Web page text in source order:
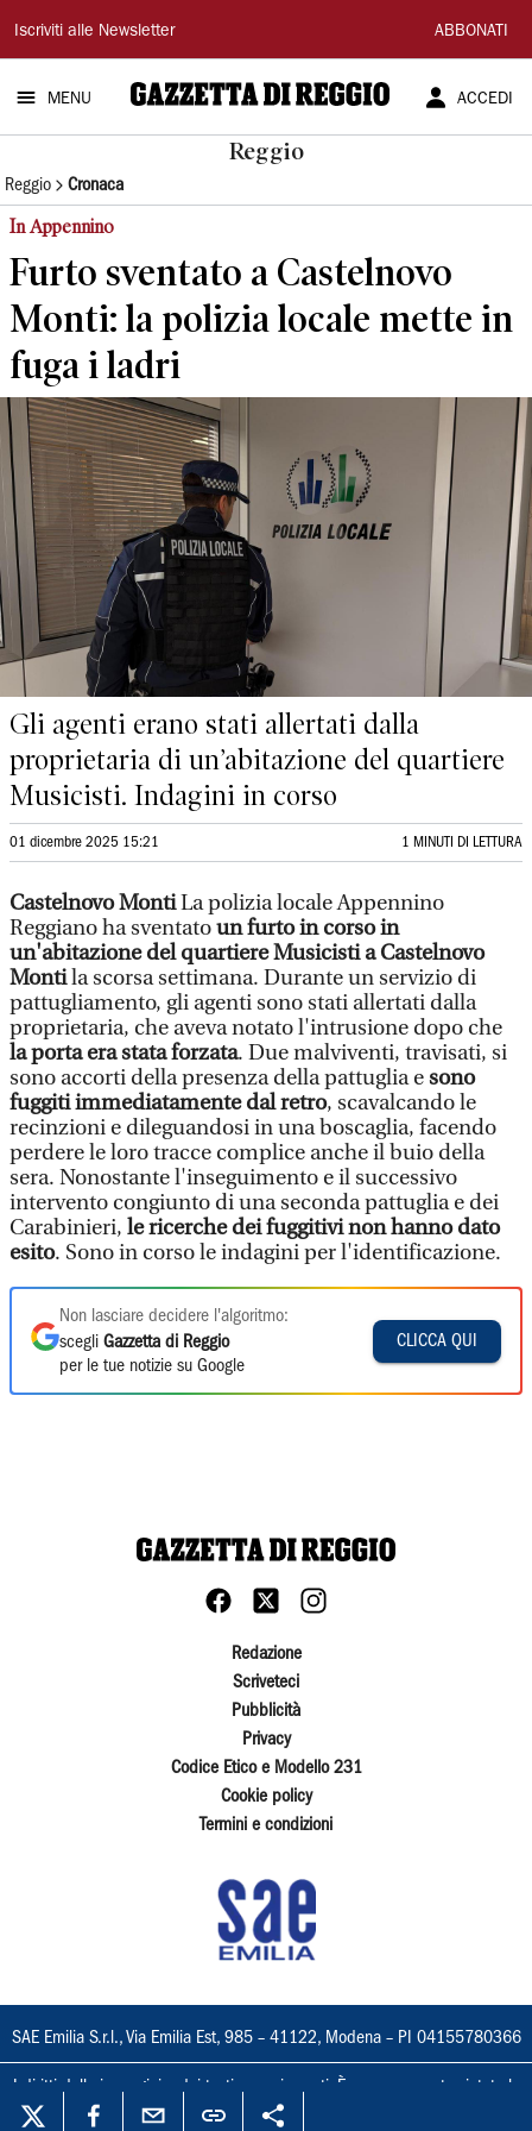
Gazzetta
di
Reggio
Iscriviti alle Newsletter ABBONATI
MENU ACCEDI
Reggio
Reggio Cronaca
In Appennino
Furto sventato a Castelnovo
Monti: la polizia locale mette in
fuga i ladri
Gli agenti erano stati allertati dalla
proprietaria di un’abitazione del quartiere
Musicisti. Indagini in corso
01 dicembre 2025 15:21 1 MINUTI DI LETTURA
Castelnovo MontiLa polizia locale Appennino
Reggiano ha sventatoun furto in corso in
un'abitazione del quartiere Musicisti a Castelnovo
Montila scorsa settimana. Durante un servizio di
pattugliamento, gli agenti sono stati allertati dalla
proprietaria, che aveva notato l'intrusione dopo che
la porta era stata forzata. Due malviventi, travisati, si
sono accorti della presenza della pattuglia esono
fuggiti immediatamente dal retro, scavalcando le
recinzioni e dileguandosi in una boscaglia, facendo
perdere le loro tracce complice anche il buio della
sera. Nonostante l'inseguimento e il successivo
intervento congiunto di una seconda pattuglia e dei
Carabinieri, le ricerche dei fuggitivi non hanno dato
esito. Sono in corso le indagini per l'identificazione.
Non lasciare decidere l'algoritmo:
scegli Gazzetta di Reggio
per le tue notizie su Google
CLICCA QUI
Redazione
Scriveteci
Pubblicità
Privacy
Codice Etico e Modello 231
Cookie policy
Termini e condizioni
SAE Emilia S.r.l., Via Emilia Est, 985 – 41122, Modena – PI 04155780366
I diritti delle immagini e dei testi sono riservati. È espressamente vietata la
loro riproduzione con qualsiasi mezzo e l'adattamento totale o parziale.